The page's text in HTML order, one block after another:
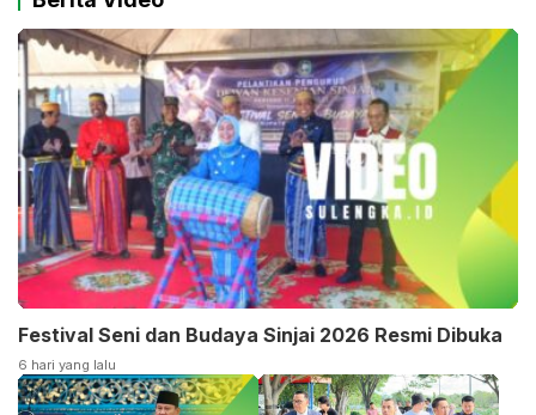
Festival Seni dan Budaya Sinjai 2026 Resmi Dibuka
6 hari yang lalu